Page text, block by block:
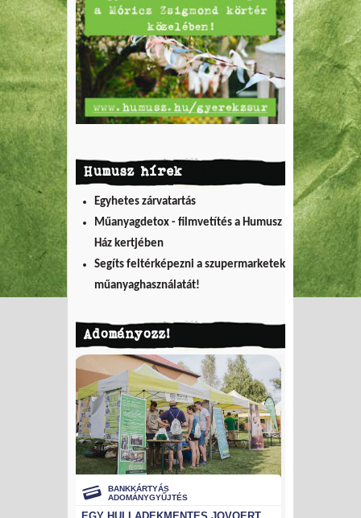
Humusz hírek
Egyhetes zárvatartás
Műanyagdetox - filmvetítés a Humusz
Ház kertjében
Segíts feltérképezni a szupermarketek
műanyaghasználatát!
Adományozz!